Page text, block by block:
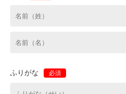
ふりがな 必須